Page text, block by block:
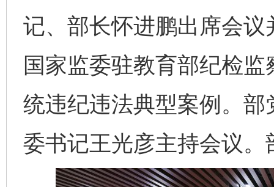
记、部长怀进鹏出席会
国家监委驻教育部纪检
统违纪违法典型案例。
委书记王光彦主持会议